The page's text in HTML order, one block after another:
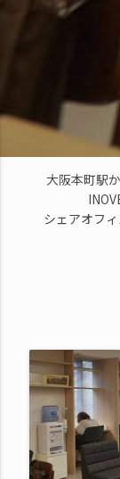
大阪本町駅
シェアオフ